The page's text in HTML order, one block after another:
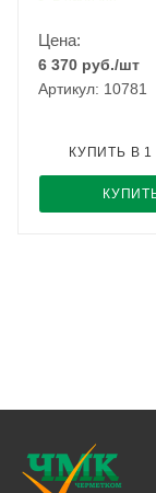
Цена:
6 370 руб./шт
Артикул: 10781
КУПИТЬ В 1